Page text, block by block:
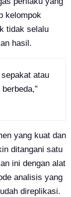
kelompok
tidak selalu
hasil.
atau
yang kuat dan
ditangani satu
ini dengan alat
analisis yang
direplikasi.